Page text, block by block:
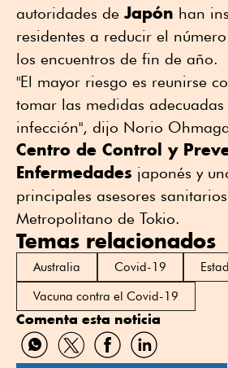
autoridades de Japón han
residentes a reducir el
los encuentros de fin de año.
"El mayor riesgo es reunirse
tomar las medidas
infección", dijo Norio
Centro de Control y
Enfermedades japonés y
principales asesores
Metropolitano de Tokio.
Temas relacionados
Australia Covid-19
Vacuna contra el Covid-19
Comenta esta noticia
CompartirCompartirCompartirCompartir